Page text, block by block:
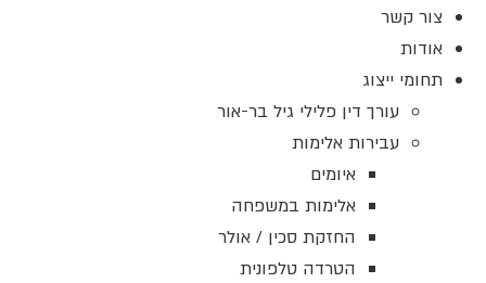
צור קשר
אודות
תחומי ייצוג
עורך דין פלילי גיל בר-אור
עבירות אלימות
איומים
אלימות במשפחה
החזקת סכין / אולר
הטרדה טלפונית